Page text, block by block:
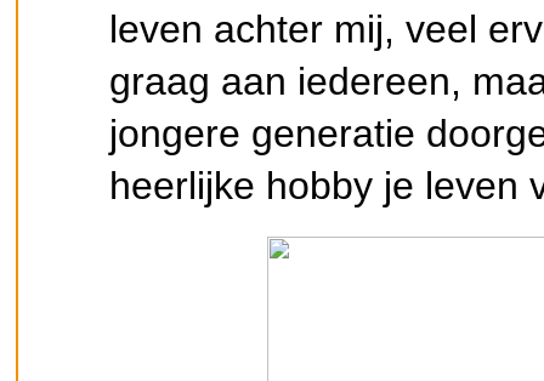
leven achter mij, veel
graag aan iedereen,
jongere generatie
heerlijke hobby je leven